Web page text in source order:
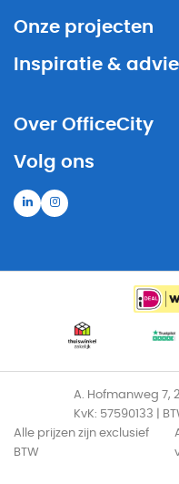
Onze projecten
Inspiratie &
Over OfficeCity
Volg ons
A. Hofmanweg 7,
KvK: 57590133 |
Alle prijzen zijn exclusief
BTW